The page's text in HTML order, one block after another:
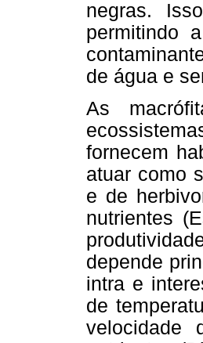
negras.
permitindo
de água e
As
fornecem
atuar como
e de
nutrientes
depende
intra e
de
velocidade